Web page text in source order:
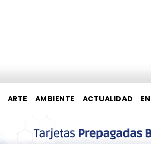
ARTE AMBIENTE ACTUALIDAD